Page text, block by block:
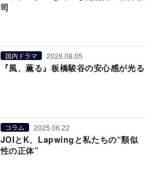
司
国内ドラマ 2026.08.05
『風、薫る』板橋駿谷の安心感が光る
コラム 2025.06.22
JOIとK、Lapwingと私たちの“類似
性の正体”